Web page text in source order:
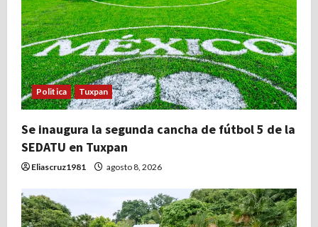
Politica Tuxpan
Se inaugura la segunda cancha de fútbol 5 de la
SEDATU en Tuxpan
Eliascruz1981 agosto 8, 2026